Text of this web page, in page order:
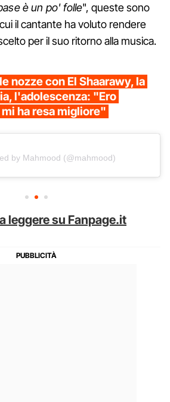
è un po' folle", queste sono
il cantante ha voluto rendere
per il suo ritorno alla musica.
nozze con El Shaarawy, la
l'adolescenza: "Ero
ha resa migliore"
by Mahmood (@mahmood)
leggere su Fanpage.it